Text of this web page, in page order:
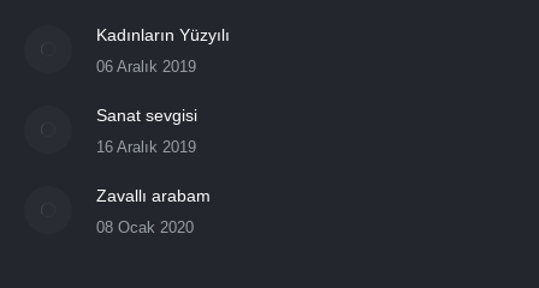
Kadınların Yüzyılı
06 Aralık 2019
Sanat sevgisi
16 Aralık 2019
Zavallı arabam
08 Ocak 2020